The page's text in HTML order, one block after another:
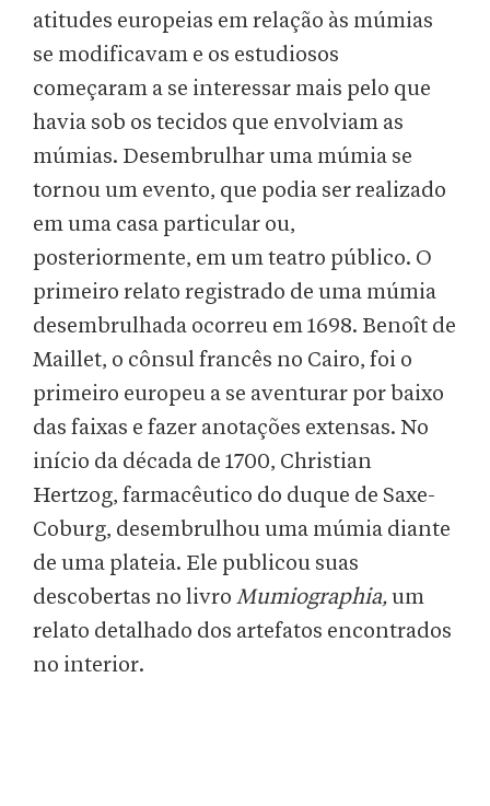
atitudes europeias em relação às múmias
se modificavam e os estudiosos
começaram a se interessar mais pelo que
havia sob os tecidos que envolviam as
múmias. Desembrulhar uma múmia se
tornou um evento, que podia ser realizado
em uma casa particular ou,
posteriormente, em um teatro público. O
primeiro relato registrado de uma múmia
desembrulhada ocorreu em 1698. Benoît de
Maillet, o cônsul francês no Cairo, foi o
primeiro europeu a se aventurar por baixo
das faixas e fazer anotações extensas. No
início da década de 1700, Christian
Hertzog, farmacêutico do duque de Saxe-
Coburg, desembrulhou uma múmia diante
de uma plateia. Ele publicou suas
descobertas no livro Mumiographia,um
relato detalhado dos artefatos encontrados
no interior.